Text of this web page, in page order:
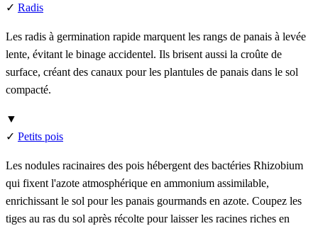
✓ Radis
Les radis à germination rapide marquent les rangs de panais à levée
lente, évitant le binage accidentel. Ils brisent aussi la croûte de
surface, créant des canaux pour les plantules de panais dans le sol
compacté.
▼
✓ Petits pois
Les nodules racinaires des pois hébergent des bactéries Rhizobium
qui fixent l'azote atmosphérique en ammonium assimilable,
enrichissant le sol pour les panais gourmands en azote. Coupez les
tiges au ras du sol après récolte pour laisser les racines riches en